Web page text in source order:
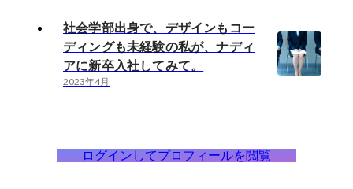
社会学部出身で、デザインもコー
ディングも未経験の私が、ナディ
アに新卒入社してみて。
2023年4月
ログインしてプロフィールを閲覧